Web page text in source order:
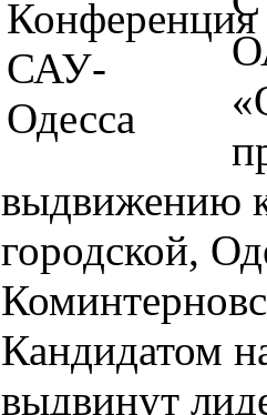
выдвижению
городской,
Кандидатом
выдвинут